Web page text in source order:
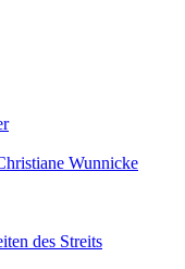
Wunnicke
des Streits